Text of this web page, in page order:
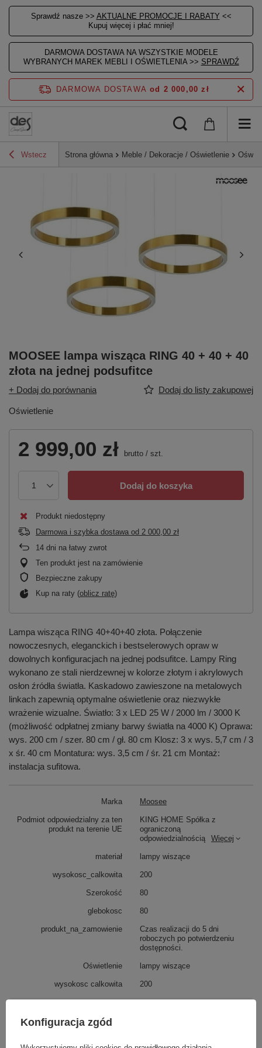
Sprawdź nasze >> AKTUALNE PROMOCJE I RABATY <<
Kupuj więcej i płać mniej!
DARMOWA DOSTAWA NA WSZYSTKIE MODELE
WYBRANYCH MAREK MEBLI I OŚWIETLENIA >> SPRAWDŹ
DARMOWA DOSTAWA od 2 000,00 zł
Wstecz Strona główna Meble / Dekoracje / Oświetlenie
MOOSEE lampa wisząca RING 40 + 40 + 40
złota na jednej podsufitce
+ Dodaj do porównania Dodaj do listy zakupowej
Oświetlenie
2 999,00 zł brutto / szt.
Dodaj do koszyka
Produkt niedostępny
Darmowa i szybka dostawa od 2 000,00 zł
14 dni na łatwy zwrot
Ten produkt jest na zamówienie
Bezpieczne zakupy
Kup na raty (oblicz ratę)
Lampa wisząca RING 40+40+40 złota. Połączenie
nowoczesnych, eleganckich i bestselerowych opraw w
dowolnych konfiguracjach na jednej podsufitce. Lampy Ring
wykonano ze stali nierdzewnej w kolorze złotym i akrylowych
osłon źródła światła. Kaskadowo zawieszone na metalowych
linkach zapewnią optymalne oświetlenie oraz niezwykłe
wrażenie wizualne. Światło: 3 x LED 25 W / 2000 lm / 3000 K
(możliwość odpłatnej zmiany barwy światła na 4000 K) Oprawa:
wys. 200 cm / szer. 80 cm / gł. 80 cm Klosz: 3 x wys. 5,7 cm / 3
x śr. 40 cm Montatura: wys. 3,5 cm / śr. 21 cm Montaż:
instalacja sufitowa.
Marka Moosee
Podmiot odpowiedzialny za ten
produkt na terenie UE
KING HOME Spółka z
ograniczoną
odpowiedzialnością
Więcej
materiał lampy wiszące
wysokosc_calkowita 200
Szerokość 80
glebokosc 80
produkt_na_zamowienie
Czas realizacji do 5 dni
roboczych po potwierdzeniu
dostępności.
Oświetlenie lampy wiszące
wysokosc calkowita 200
Zadaj pytanie a my odpowiemy niezwłocznie,
dla innych.
Konfiguracja zgód